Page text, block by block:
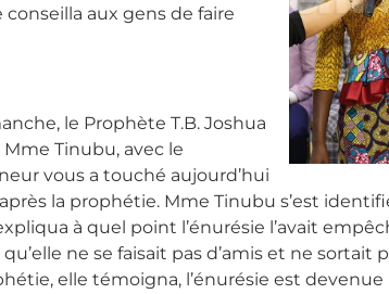
aux gens de faire
le Prophète T.B. Joshua
Tinubu, avec le
vous a touché aujourd’hui
la prophétie. Mme Tinubu s’est
à quel point l’énurésie l’avait
ne se faisait pas d’amis et ne sortait
elle témoigna, l’énurésie est devenue